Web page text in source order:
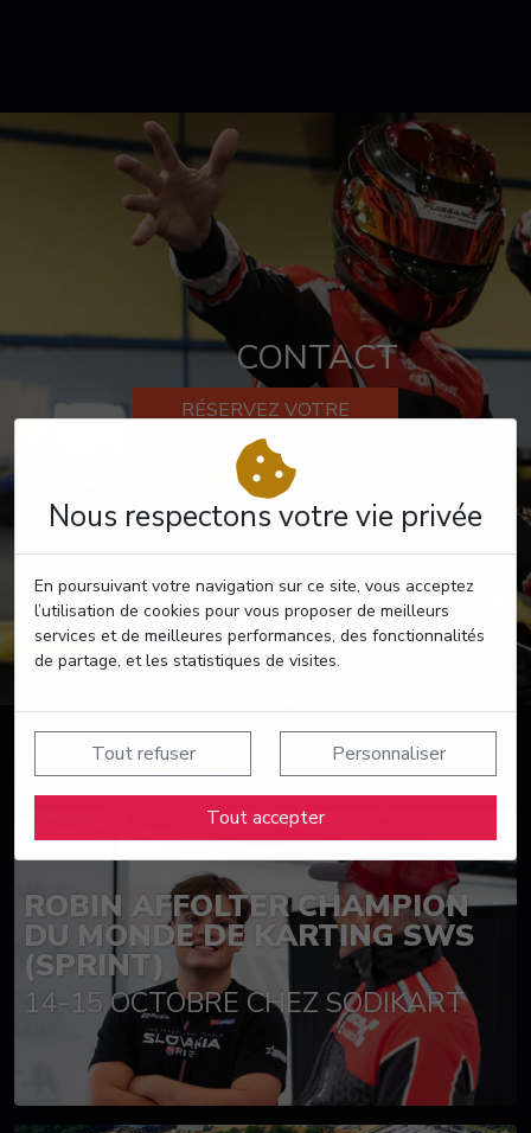
Nous respectons votre vie privée
En poursuivant votre navigation sur ce site, vous acceptez
l’utilisation de cookies pour vous proposer de meilleurs
services et de meilleures performances, des fonctionnalités
de partage, et les statistiques de visites.
Tout refuser Personnaliser
Tout accepter
CONTACT
RÉSERVEZ VOTRE
PASSAGE
Suivez nos actualités
ROBIN AFFOLTER CHAMPION
DU MONDE DE KARTING SWS
(SPRINT)
14-15 OCTOBRE CHEZ SODIKART